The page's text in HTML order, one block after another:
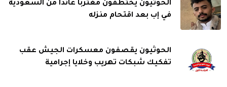
الحوثيون يختطفون مغترباً عائداً من السعودية
في إب بعد اقتحام منزله
الحوثيون يقصفون معسكرات الجيش عقب
تفكيك شبكات تهريب وخلايا إجرامية